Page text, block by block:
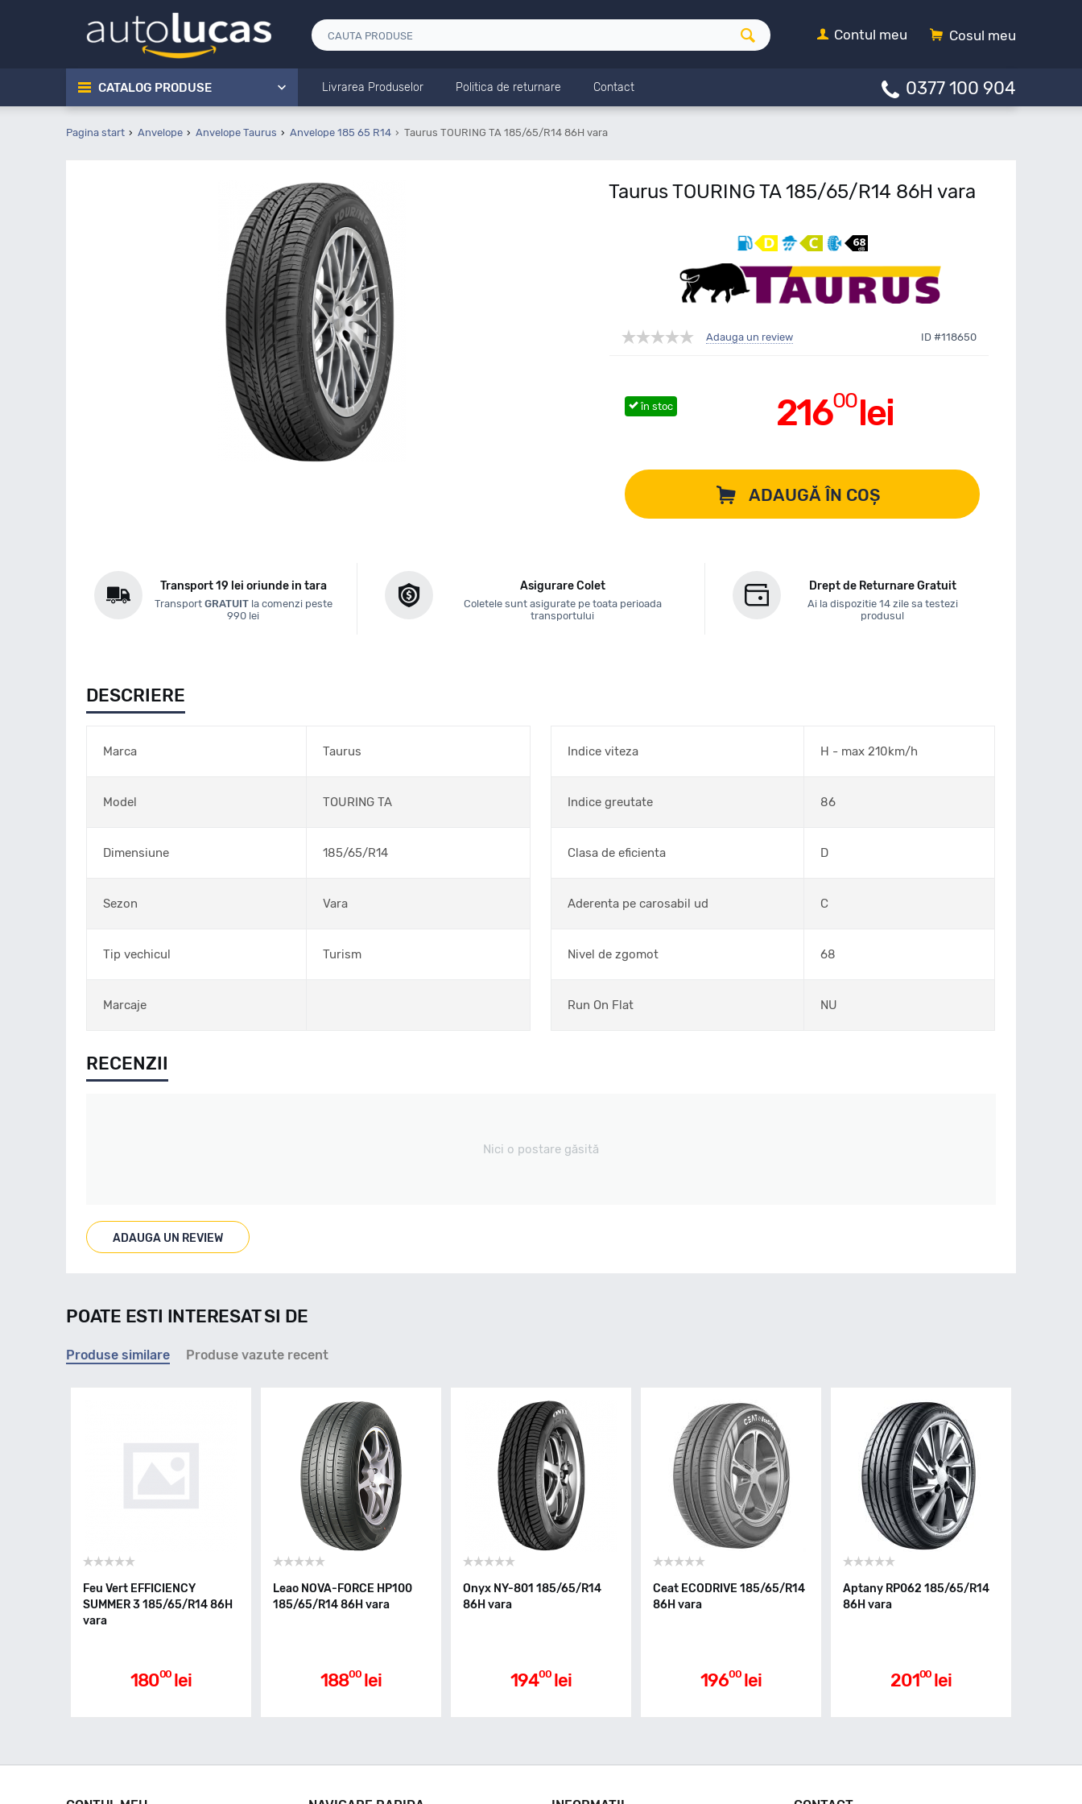
Cosul meu
Contul meu
CATALOG PRODUSE Livrarea Produselor Politica de returnare Contact 0377 100 904
Pagina start Anvelope Anvelope Taurus Anvelope 185 65 R14 Taurus TOURING TA 185/65/R14 86H vara
Taurus TOURING TA 185/65/R14 86H vara
Adauga un review ID #118650
21600lei
în stoc
ADAUGĂ ÎN COȘ
Transport 19 lei oriunde in tara
Transport GRATUITla comenzi peste
990 lei
Asigurare Colet
Coletele sunt asigurate pe toata perioada
transportului
Drept de Returnare Gratuit
Ai la dispozitie 14 zile sa testezi
produsul
DESCRIERE
Marca Taurus
Model TOURING TA
Dimensiune 185/65/R14
Sezon Vara
Tip vechicul Turism
Marcaje
Indice viteza H - max 210km/h
Indice greutate 86
Clasa de eficienta D
Aderenta pe carosabil ud C
Nivel de zgomot 68
Run On Flat NU
RECENZII
Nici o postare găsită
ADAUGA UN REVIEW
POATE ESTI INTERESAT SI DE
Produse similare Produse vazute recent
Feu Vert EFFICIENCY
SUMMER 3 185/65/R14 86H
vara
18000 lei
Leao NOVA-FORCE HP100
185/65/R14 86H vara
18800 lei
Onyx NY-801 185/65/R14
86H vara
19400 lei
Ceat ECODRIVE 185/65/R14
86H vara
19600 lei
Aptany RP062 185/65/R14
86H vara
20100 lei